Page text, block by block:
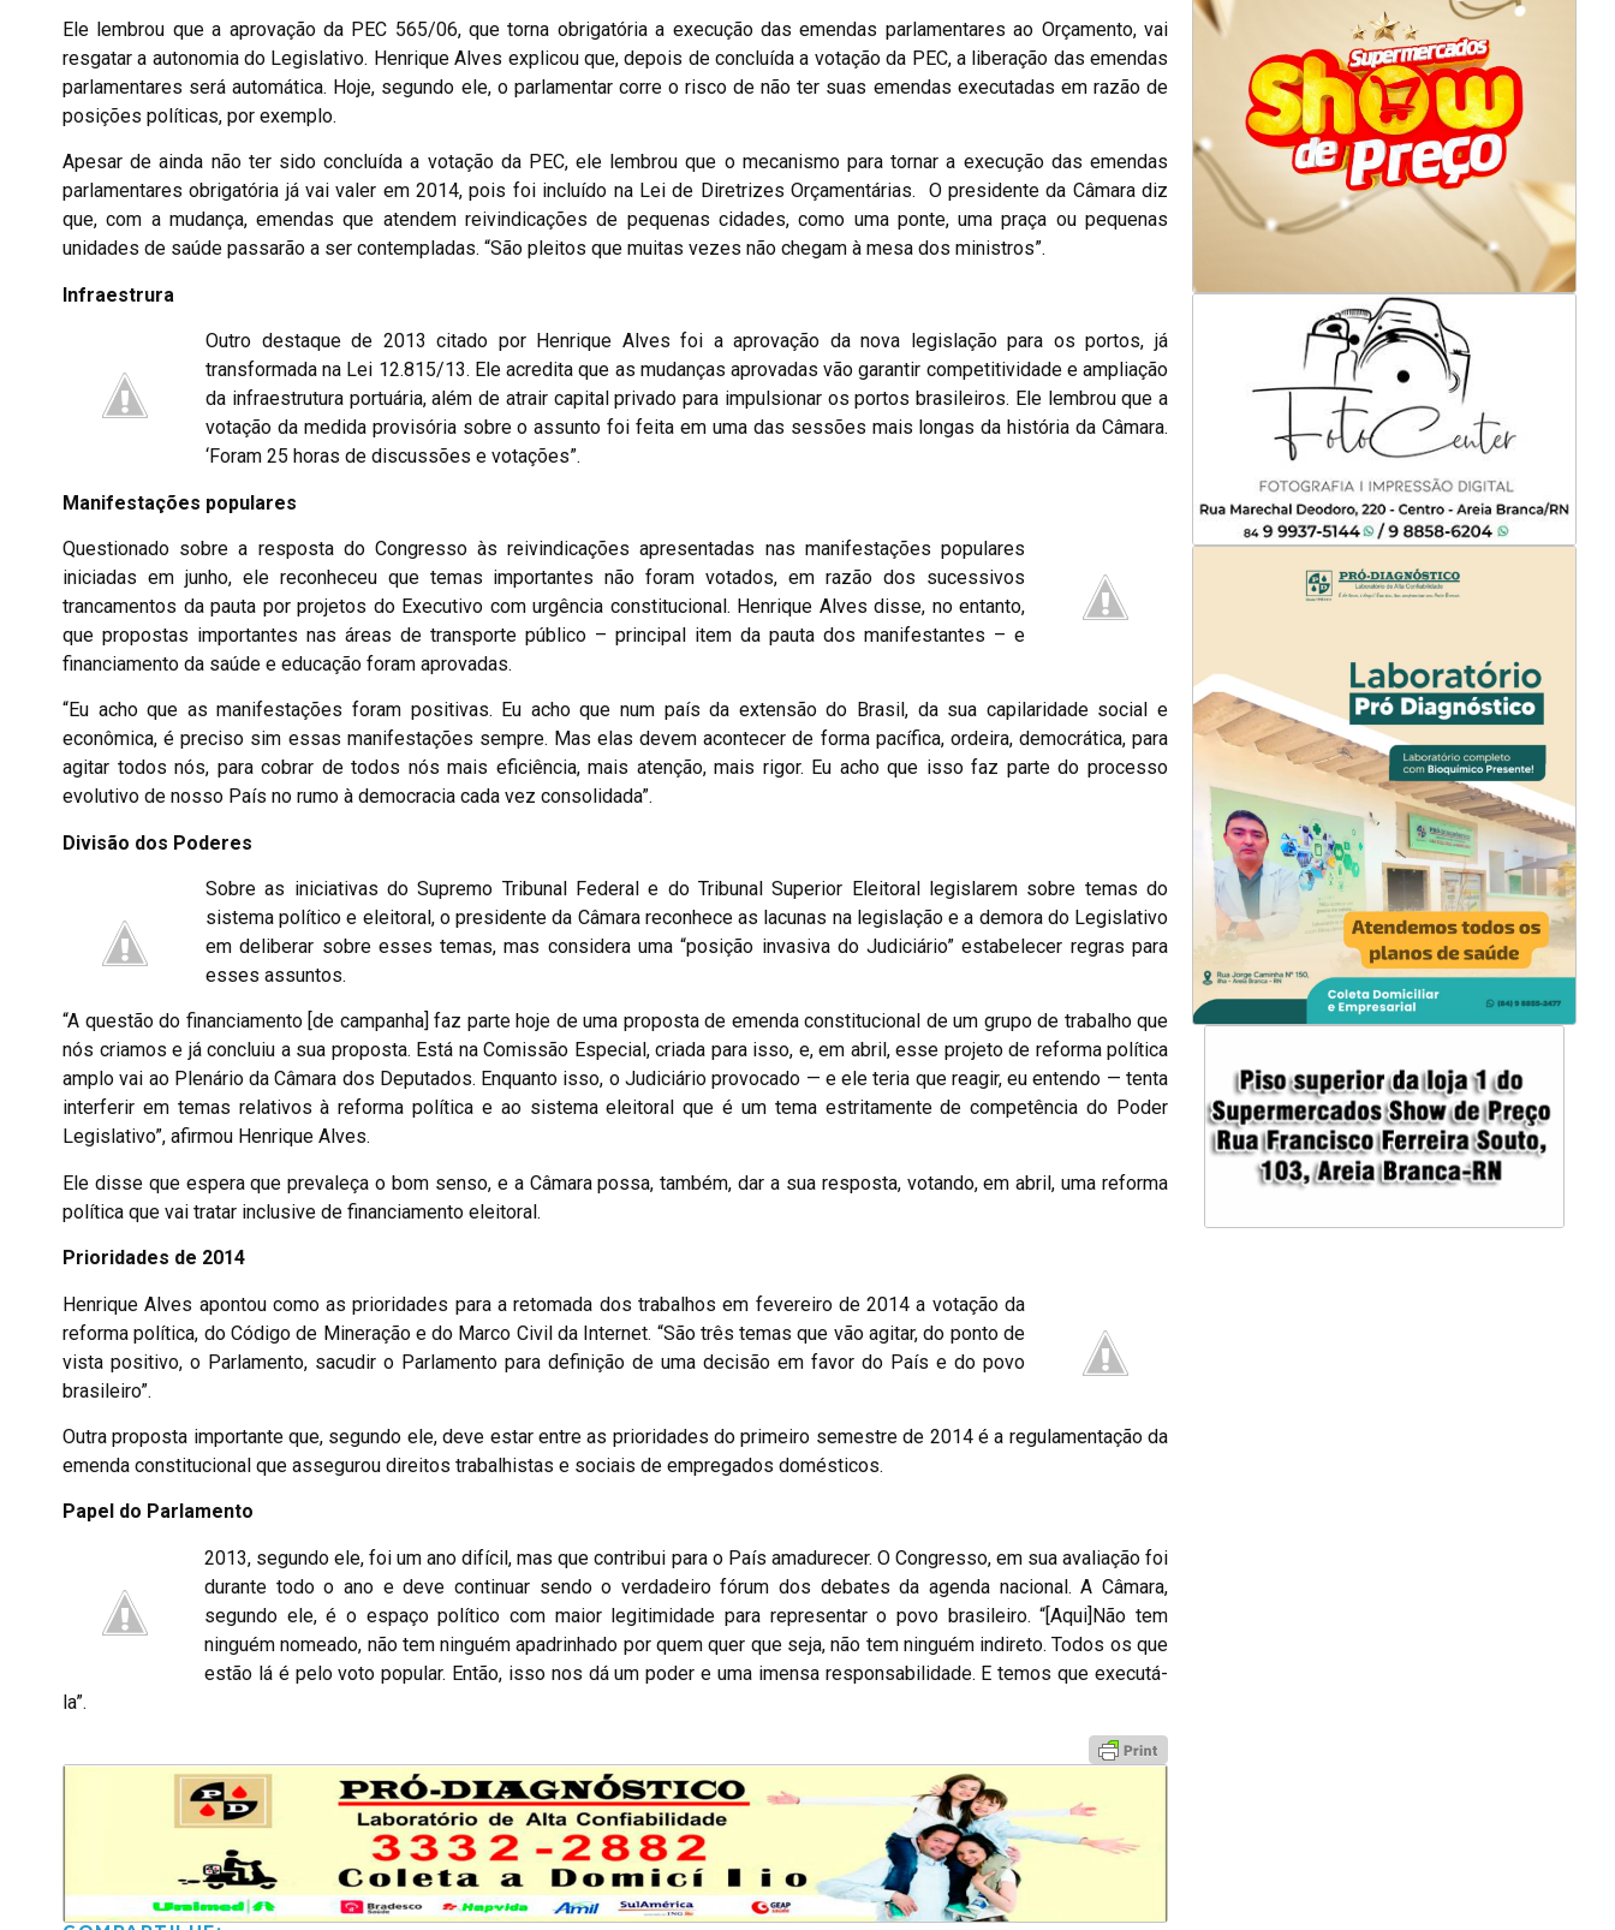
Ele lembrou que a aprovação da PEC 565/06, que torna obrigatória a execução das emendas parlamentares ao Orçamento, vai
resgatar a autonomia do Legislativo. Henrique Alves explicou que, depois de concluída a votação da PEC, a liberação das emendas
parlamentares será automática. Hoje, segundo ele, o parlamentar corre o risco de não ter suas emendas executadas em razão de
posições políticas, por exemplo.
Apesar de ainda não ter sido concluída a votação da PEC, ele lembrou que o mecanismo para tornar a execução das emendas
parlamentares obrigatória já vai valer em 2014, pois foi incluído na Lei de Diretrizes Orçamentárias. O presidente da Câmara diz
que, com a mudança, emendas que atendem reivindicações de pequenas cidades, como uma ponte, uma praça ou pequenas
unidades de saúde passarão a ser contempladas. “São pleitos que muitas vezes não chegam à mesa dos ministros”.
Infraestrura
Outro destaque de 2013 citado por Henrique Alves foi a aprovação da nova legislação para os portos, já
transformada na Lei 12.815/13. Ele acredita que as mudanças aprovadas vão garantir competitividade e ampliação
da infraestrutura portuária, além de atrair capital privado para impulsionar os portos brasileiros. Ele lembrou que a
votação da medida provisória sobre o assunto foi feita em uma das sessões mais longas da história da Câmara.
‘Foram 25 horas de discussões e votações”.
Manifestações populares
Questionado sobre a resposta do Congresso às reivindicações apresentadas nas manifestações populares
iniciadas em junho, ele reconheceu que temas importantes não foram votados, em razão dos sucessivos
trancamentos da pauta por projetos do Executivo com urgência constitucional. Henrique Alves disse, no entanto,
que propostas importantes nas áreas de transporte público – principal item da pauta dos manifestantes – e
financiamento da saúde e educação foram aprovadas.
“Eu acho que as manifestações foram positivas. Eu acho que num país da extensão do Brasil, da sua capilaridade social e
econômica, é preciso sim essas manifestações sempre. Mas elas devem acontecer de forma pacífica, ordeira, democrática, para
agitar todos nós, para cobrar de todos nós mais eficiência, mais atenção, mais rigor. Eu acho que isso faz parte do processo
evolutivo de nosso País no rumo à democracia cada vez consolidada”.
Divisão dos Poderes
Sobre as iniciativas do Supremo Tribunal Federal e do Tribunal Superior Eleitoral legislarem sobre temas do
sistema político e eleitoral, o presidente da Câmara reconhece as lacunas na legislação e a demora do Legislativo
em deliberar sobre esses temas, mas considera uma “posição invasiva do Judiciário” estabelecer regras para
esses assuntos.
“A questão do financiamento [de campanha] faz parte hoje de uma proposta de emenda constitucional de um grupo de trabalho que
nós criamos e já concluiu a sua proposta. Está na Comissão Especial, criada para isso, e, em abril, esse projeto de reforma política
amplo vai ao Plenário da Câmara dos Deputados. Enquanto isso, o Judiciário provocado — e ele teria que reagir, eu entendo — tenta
interferir em temas relativos à reforma política e ao sistema eleitoral que é um tema estritamente de competência do Poder
Legislativo”, afirmou Henrique Alves.
Ele disse que espera que prevaleça o bom senso, e a Câmara possa, também, dar a sua resposta, votando, em abril, uma reforma
política que vai tratar inclusive de financiamento eleitoral.
Prioridades de 2014
Henrique Alves apontou como as prioridades para a retomada dos trabalhos em fevereiro de 2014 a votação da
reforma política, do Código de Mineração e do Marco Civil da Internet. “São três temas que vão agitar, do ponto de
vista positivo, o Parlamento, sacudir o Parlamento para definição de uma decisão em favor do País e do povo
brasileiro”.
Outra proposta importante que, segundo ele, deve estar entre as prioridades do primeiro semestre de 2014 é a regulamentação da
emenda constitucional que assegurou direitos trabalhistas e sociais de empregados domésticos.
Papel do Parlamento
2013, segundo ele, foi um ano difícil, mas que contribui para o País amadurecer. O Congresso, em sua avaliação foi
durante todo o ano e deve continuar sendo o verdadeiro fórum dos debates da agenda nacional. A Câmara,
segundo ele, é o espaço político com maior legitimidade para representar o povo brasileiro. “[Aqui]Não tem
ninguém nomeado, não tem ninguém apadrinhado por quem quer que seja, não tem ninguém indireto. Todos os que
estão lá é pelo voto popular. Então, isso nos dá um poder e uma imensa responsabilidade. E temos que executá-
la”.